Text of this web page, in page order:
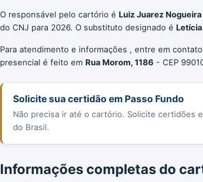
O responsável pelo cartório é Luiz Juarez
do CNJ para 2026. O substituto designado é
Para atendimento e informações , entre em
presencial é feito em Rua Morom, 1186 - CEP
Solicite sua certidão em Passo Fundo
Não precisa ir até o cartório. Solicite certidões
do Brasil.
Informações completas do